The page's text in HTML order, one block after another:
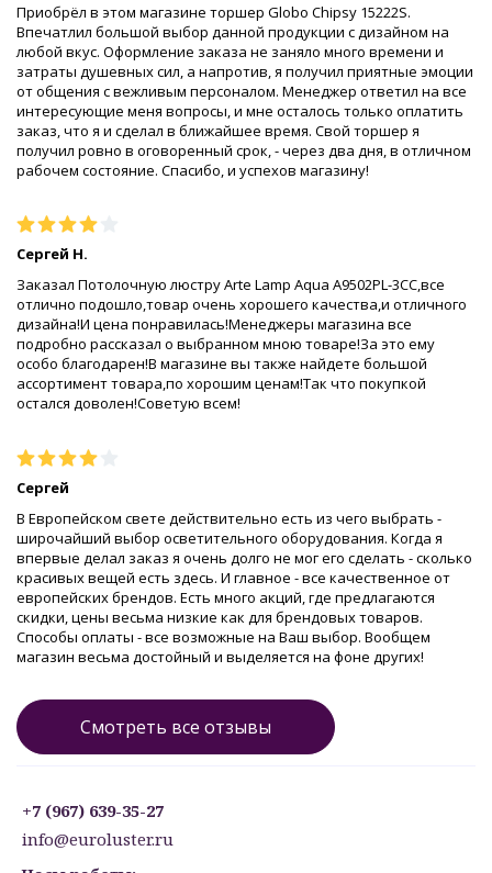
Приобрёл в этом магазине торшер Globo Chipsy 15222S.
Впечатлил большой выбор данной продукции с дизайном на
любой вкус. Оформление заказа не заняло много времени и
затраты душевных сил, а напротив, я получил приятные эмоции
от общения с вежливым персоналом. Менеджер ответил на все
интересующие меня вопросы, и мне осталось только оплатить
заказ, что я и сделал в ближайшее время. Свой торшер я
получил ровно в оговоренный срок, - через два дня, в отличном
рабочем состояние. Спасибо, и успехов магазину!
Сергей Н.
Заказал Потолочную люстру Arte Lamp Aqua A9502PL-3CC,все
отлично подошло,товар очень хорошего качества,и отличного
дизайна!И цена понравилась!Менеджеры магазина все
подробно рассказал о выбранном мною товаре!За это ему
особо благодарен!В магазине вы также найдете большой
ассортимент товара,по хорошим ценам!Так что покупкой
остался доволен!Советую всем!
Сергей
В Европейском свете действительно есть из чего выбрать -
широчайший выбор осветительного оборудования. Когда я
впервые делал заказ я очень долго не мог его сделать - сколько
красивых вещей есть здесь. И главное - все качественное от
европейских брендов. Есть много акций, где предлагаются
скидки, цены весьма низкие как для брендовых товаров.
Способы оплаты - все возможные на Ваш выбор. Вообщем
магазин весьма достойный и выделяется на фоне других!
Смотреть все отзывы
+7 (967) 639-35-27
info@euroluster.ru